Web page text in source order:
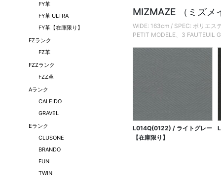
MIZMAZE （ミズメ
WIDE: 163cm / SPEC: ポリエ
PETIT MODELE、3 FAUTEUIL
L014Q(0122) / ライトグレー
【在庫限り】
FY革
FY革 ULTRA
FY革【在庫限り】
FZランク
FZ革
FZZランク
FZZ革
Aランク
CALEIDO
GRAVEL
Eランク
CLUSONE
BRANDO
FUN
TWIN